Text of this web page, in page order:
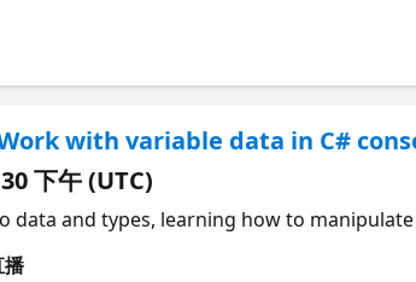
with variable data in C#
下午 (UTC)
data and types, learning how to
播